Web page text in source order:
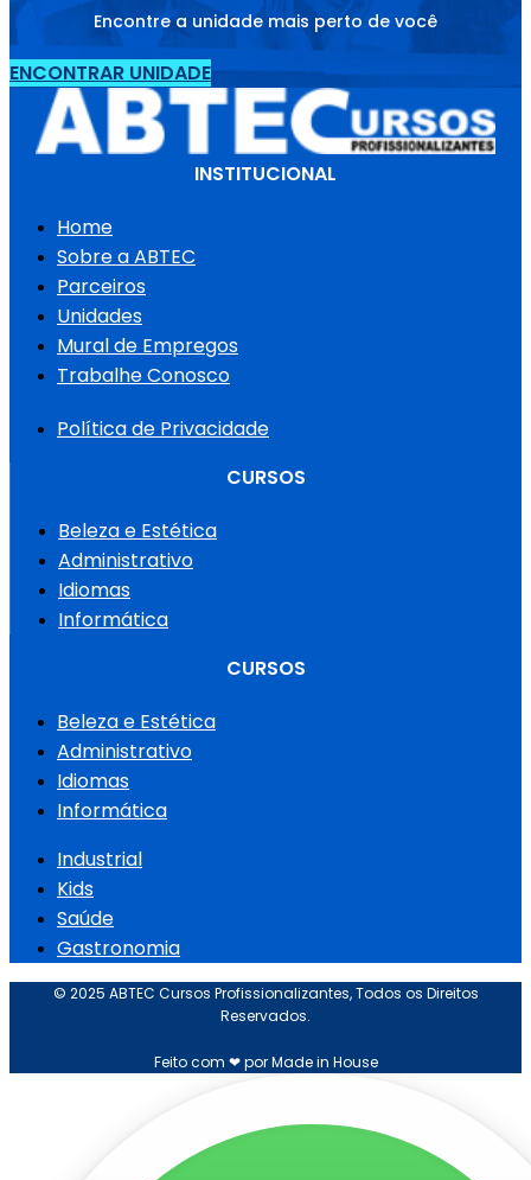
Encontre a unidade mais perto de você
ENCONTRAR UNIDADE
INSTITUCIONAL
Home
Sobre a ABTEC
Parceiros
Unidades
Mural de Empregos
Trabalhe Conosco
Política de Privacidade
CURSOS
Beleza e Estética
Administrativo
Idiomas
Informática
CURSOS
Beleza e Estética
Administrativo
Idiomas
Informática
Industrial
Kids
Saúde
Gastronomia
© 2025 ABTEC Cursos Profissionalizantes, Todos os Direitos
Reservados.
Feito com ❤ por Made in House